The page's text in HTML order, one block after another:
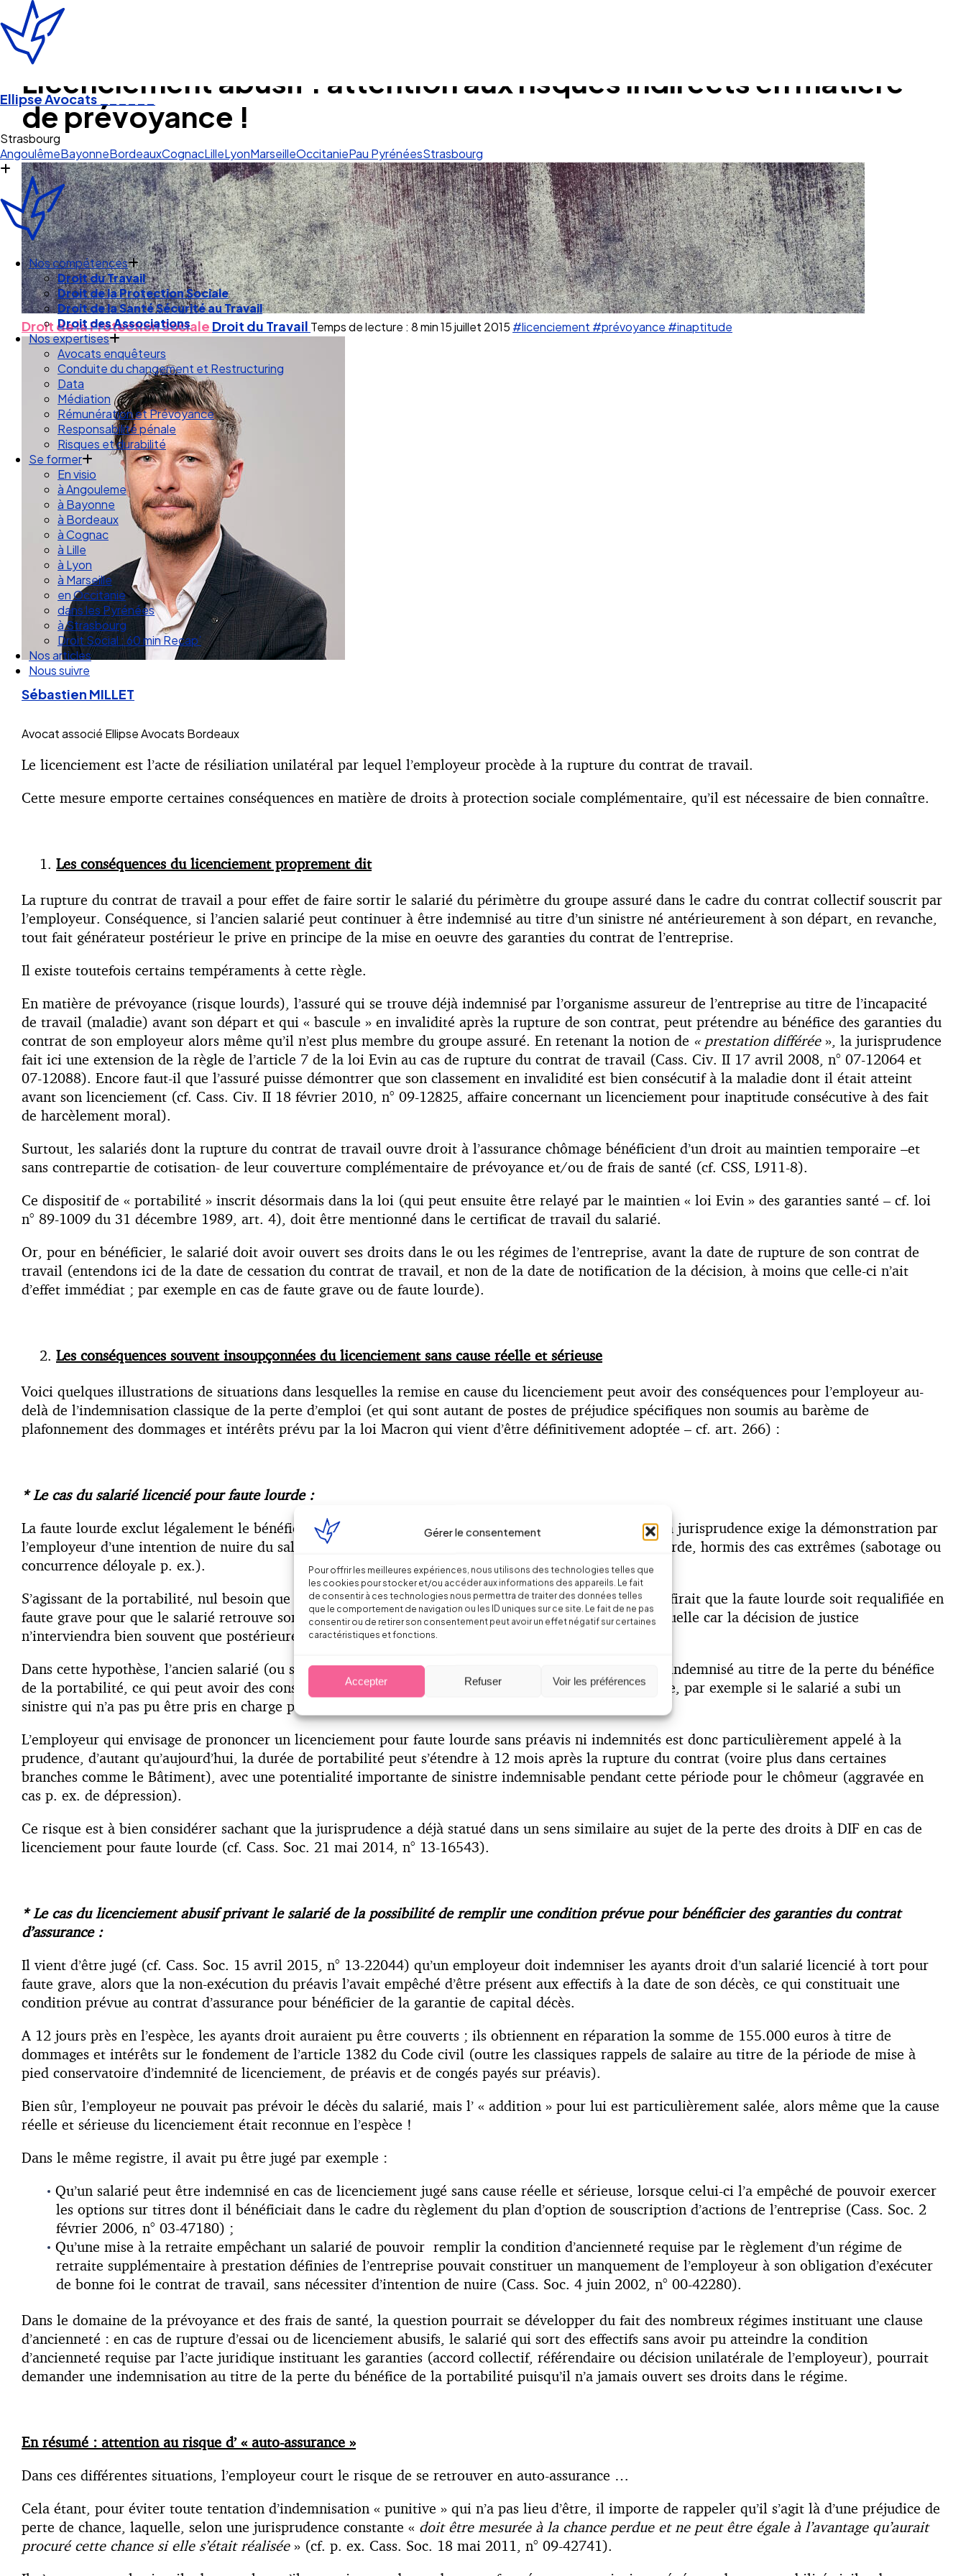
Gérer le consentement
Pour offrir les meilleures expériences, nous utilisons des technologies telles que
les cookies pour stocker et/ou accéder aux informations des appareils. Le fait
de consentir à ces technologies nous permettra de traiter des données telles
que le comportement de navigation ou les ID uniques sur ce site. Le fait de ne pas
consentir ou de retirer son consentement peut avoir un effet négatif sur certaines
caractéristiques et fonctions.
Accepter Refuser Voir les préférences
Ellipse Avocats ______
An
AngoulêmeBayonneBordeauxCognacLilleLyonMarseilleOccitaniePau PyrénéesStrasbourg
Nos compétences
Droit du Travail
Droit de la Protection Sociale
Droit de la Santé Sécurité au Travail
Droit des Associations
Nos expertises
Avocats enquêteurs
Conduite du changement et Restructuring
Data
Médiation
Rémunération et Prévoyance
Responsabilité pénale
Risques et durabilité
Se former
En visio
à Angouleme
à Bayonne
à Bordeaux
à Cognac
à Lille
à Lyon
à Marseille
en Occitanie
dans les Pyrénées
à Strasbourg
Droit Social : 60 min Recap’
Nos articles
Nous suivre
Licenciement abusif : attention aux risques indirects en matière
de prévoyance !
Droit de la Protection Sociale Droit du Travail Temps de lecture : 8 min15 juillet 2015 #licenciement #prévoyance #inaptitude
Sébastien MILLET
Avocat associé Ellipse Avocats Bordeaux
Le licenciement est l’acte de résiliation unilatéral par lequel l’employeur procède à la rupture du contrat de travail.
Cette mesure emporte certaines conséquences en matière de droits à protection sociale complémentaire, qu’il est nécessaire de bien connaître.
Les conséquences du licenciement proprement dit
La rupture du contrat de travail a pour effet de faire sortir le salarié du périmètre du groupe assuré dans le cadre du contrat collectif souscrit par
l’employeur. Conséquence, si l’ancien salarié peut continuer à être indemnisé au titre d’un sinistre né antérieurement à son départ, en revanche,
tout fait générateur postérieur le prive en principe de la mise en oeuvre des garanties du contrat de l’entreprise.
Il existe toutefois certains tempéraments à cette règle.
En matière de prévoyance (risque lourds), l’assuré qui se trouve déjà indemnisé par l’organisme assureur de l’entreprise au titre de l’incapacité
de travail (maladie) avant son départ et qui « bascule » en invalidité après la rupture de son contrat, peut prétendre au bénéfice des garanties du
contrat de son employeur alors même qu’il n’est plus membre du groupe assuré. En retenant la notion de « prestation différée», la jurisprudence
fait ici une extension de la règle de l’article 7 de la loi Evin au cas de rupture du contrat de travail (Cass. Civ. II 17 avril 2008, n° 07-12064 et
07-12088). Encore faut-il que l’assuré puisse démontrer que son classement en invalidité est bien consécutif à la maladie dont il était atteint
avant son licenciement (cf. Cass. Civ. II 18 février 2010, n° 09-12825, affaire concernant un licenciement pour inaptitude consécutive à des fait
de harcèlement moral).
Surtout, les salariés dont la rupture du contrat de travail ouvre droit à l’assurance chômage bénéficient d’un droit au maintien temporaire –et
sans contrepartie de cotisation- de leur couverture complémentaire de prévoyance et/ou de frais de santé (cf. CSS, L911-8).
Ce dispositif de « portabilité » inscrit désormais dans la loi (qui peut ensuite être relayé par le maintien « loi Evin » des garanties santé – cf. loi
n° 89-1009 du 31 décembre 1989, art. 4), doit être mentionné dans le certificat de travail du salarié.
Or, pour en bénéficier, le salarié doit avoir ouvert ses droits dans le ou les régimes de l’entreprise, avant la date de rupture de son contrat de
travail (entendons ici de la date de cessation du contrat de travail, et non de la date de notification de la décision, à moins que celle-ci n’ait
d’effet immédiat ; par exemple en cas de faute grave ou de faute lourde).
Les conséquences souvent insoupçonnées du licenciement sans cause réelle et sérieuse
Voici quelques illustrations de situations dans lesquelles la remise en cause du licenciement peut avoir des conséquences pour l’employeur au-
delà de l’indemnisation classique de la perte d’emploi (et qui sont autant de postes de préjudice spécifiques non soumis au barème de
plafonnement des dommages et intérêts prévu par la loi Macron qui vient d’être définitivement adoptée – cf. art. 266) :
* Le cas du salarié licencié pour faute lourde :
La faute lourde exclut légalement le bénéfice de la portabilité. Encore faut-il qu’elle soit fondée ; or, la jurisprudence exige la démonstration par
l’employeur d’une intention de nuire du salarié à l’entreprise. Elle admet très difficilement la faute lourde, hormis des cas extrêmes (sabotage ou
concurrence déloyale p. ex.).
S’agissant de la portabilité, nul besoin que le licenciement soit jugé sans cause réelle et sérieuse, il suffirait que la faute lourde soit requalifiée en
faute grave pour que le salarié retrouve son droit à portabilité. Cette reconstitution sera toutefois virtuelle car la décision de justice
n’interviendra bien souvent que postérieurement à la date de fin du maintien de droit théorique.
Dans cette hypothèse, l’ancien salarié (ou ses ayants droits en cas de décès) pourrait demander à être indemnisé au titre de la perte du bénéfice
de la portabilité, ce qui peut avoir des conséquences financières extrêmement lourdes pour l’entreprise, par exemple si le salarié a subi un
sinistre qui n’a pas pu être pris en charge par l’organisme de prévoyance …
L’employeur qui envisage de prononcer un licenciement pour faute lourde sans préavis ni indemnités est donc particulièrement appelé à la
prudence, d’autant qu’aujourd’hui, la durée de portabilité peut s’étendre à 12 mois après la rupture du contrat (voire plus dans certaines
branches comme le Bâtiment), avec une potentialité importante de sinistre indemnisable pendant cette période pour le chômeur (aggravée en
cas p. ex. de dépression).
Ce risque est à bien considérer sachant que la jurisprudence a déjà statué dans un sens similaire au sujet de la perte des droits à DIF en cas de
licenciement pour faute lourde (cf. Cass. Soc. 21 mai 2014, n° 13-16543).
* Le cas du licenciement abusif privant le salarié de la possibilité de remplir une condition prévue pour bénéficier des garanties du contrat
d’assurance :
Il vient d’être jugé (cf. Cass. Soc. 15 avril 2015, n° 13-22044) qu’un employeur doit indemniser les ayants droit d’un salarié licencié à tort pour
faute grave, alors que la non-exécution du préavis l’avait empêché d’être présent aux effectifs à la date de son décès, ce qui constituait une
condition prévue au contrat d’assurance pour bénéficier de la garantie de capital décès.
A 12 jours près en l’espèce, les ayants droit auraient pu être couverts ; ils obtiennent en réparation la somme de 155.000 euros à titre de
dommages et intérêts sur le fondement de l’article 1382 du Code civil (outre les classiques rappels de salaire au titre de la période de mise à
pied conservatoire d’indemnité de licenciement, de préavis et de congés payés sur préavis).
Bien sûr, l’employeur ne pouvait pas prévoir le décès du salarié, mais l’ « addition » pour lui est particulièrement salée, alors même que la cause
réelle et sérieuse du licenciement était reconnue en l’espèce !
Dans le même registre, il avait pu être jugé par exemple :
Qu’un salarié peut être indemnisé en cas de licenciement jugé sans cause réelle et sérieuse, lorsque celui-ci l’a empêché de pouvoir exercer
les options sur titres dont il bénéficiait dans le cadre du règlement du plan d’option de souscription d’actions de l’entreprise (Cass. Soc. 2
février 2006, n° 03-47180) ;
Qu’une mise à la retraite empêchant un salarié de pouvoir remplir la condition d’ancienneté requise par le règlement d’un régime de
retraite supplémentaire à prestation définies de l’entreprise pouvait constituer un manquement de l’employeur à son obligation d’exécuter
de bonne foi le contrat de travail, sans nécessiter d’intention de nuire (Cass. Soc. 4 juin 2002, n° 00-42280).
Dans le domaine de la prévoyance et des frais de santé, la question pourrait se développer du fait des nombreux régimes instituant une clause
d’ancienneté : en cas de rupture d’essai ou de licenciement abusifs, le salarié qui sort des effectifs sans avoir pu atteindre la condition
d’ancienneté requise par l’acte juridique instituant les garanties (accord collectif, référendaire ou décision unilatérale de l’employeur), pourrait
demander une indemnisation au titre de la perte du bénéfice de la portabilité puisqu’il n’a jamais ouvert ses droits dans le régime.
En résumé : attention au risque d’ « auto-assurance »
Dans ces différentes situations, l’employeur court le risque de se retrouver en auto-assurance …
Cela étant, pour éviter toute tentation d’indemnisation « punitive » qui n’a pas lieu d’être, il importe de rappeler qu’il s’agit là d’une préjudice de
perte de chance, laquelle, selon une jurisprudence constante « doit être mesurée à la chance perdue et ne peut être égale à l’avantage qu’aurait
procuré cette chance si elle s’était réalisée» (cf. p. ex. Cass. Soc. 18 mai 2011, n° 09-42741).